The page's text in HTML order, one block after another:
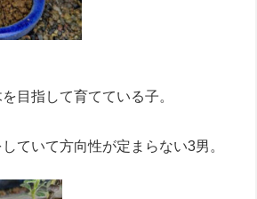
目指して育てている子。
ていて方向性が定まらない3男。